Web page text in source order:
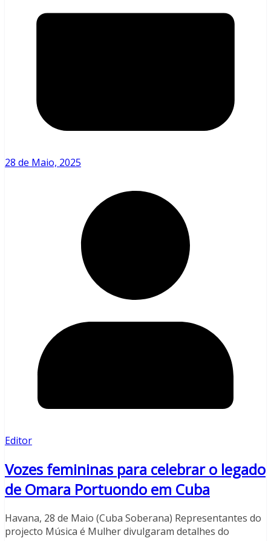
28 de Maio, 2025
Editor
Vozes femininas para celebrar o legado
de Omara Portuondo em Cuba
Havana, 28 de Maio (Cuba Soberana) Representantes do
projecto Música é Mulher divulgaram detalhes do